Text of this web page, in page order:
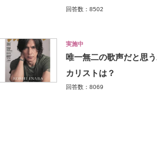
回答数：8502
実施中
唯一無二の歌声だと思
カリストは？
回答数：8069